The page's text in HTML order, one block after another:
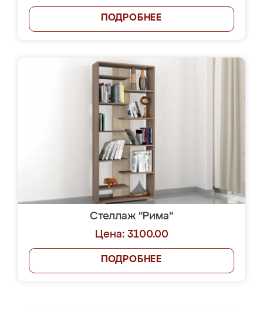
ПОДРОБНЕЕ
Стеллаж "Рима"
Цена: 3100.00
ПОДРОБНЕЕ